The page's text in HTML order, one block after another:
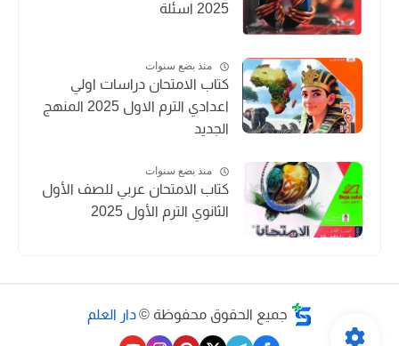
2025 اسئلة
منذ بضع سنوات
كتاب الامتحان دراسات اولي
اعدادي الترم الاول 2025 المنهج
الجديد
منذ بضع سنوات
كتاب الامتحان عربي للصف الأول
الثانوي الترم الأول 2025
جميع الحقوق محفوظة © دار العلم